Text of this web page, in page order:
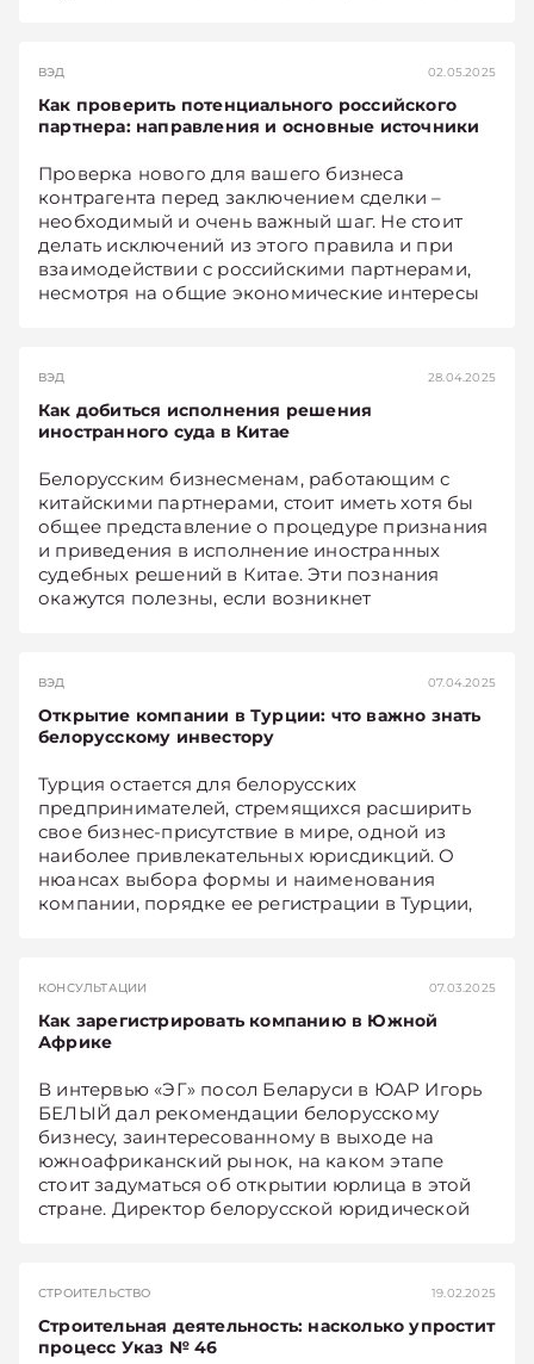
ВЭД 02.05.2025
Как проверить потенциального российского
партнера: направления и основные источники
Проверка нового для вашего бизнеса
контрагента перед заключением сделки –
необходимый и очень важный шаг. Не стоит
делать исключений из этого правила и при
взаимодействии с российскими партнерами,
несмотря на общие экономические интересы
РФ и снижению правовых рисков при
сотрудничестве с ними.
ВЭД 28.04.2025
Как добиться исполнения решения
иностранного суда в Китае
Белорусским бизнесменам, работающим с
китайскими партнерами, стоит иметь хотя бы
общее представление о процедуре признания
и приведения в исполнение иностранных
судебных решений в Китае. Эти познания
окажутся полезны, если возникнет
ВЭД 07.04.2025
Открытие компании в Турции: что важно знать
белорусскому инвестору
Турция остается для белорусских
предпринимателей, стремящихся расширить
свое бизнес-присутствие в мире, одной из
наиболее привлекательных юрисдикций. О
нюансах выбора формы и наименования
компании, порядке ее регистрации в Турции,
и его коллега из партнерской управляющей
консалтинговой компании (Турция).
КОНСУЛЬТАЦИИ 07.03.2025
Как зарегистрировать компанию в Южной
Африке
В интервью «ЭГ» посол Беларуси в ЮАР Игорь
БЕЛЫЙ дал рекомендации белорусскому
бизнесу, заинтересованному в выходе на
южноафриканский рынок, на каком этапе
стоит задуматься об открытии юрлица в этой
стране. Директор белорусской юридической
ФОТОХ-старший рассказывают, какие местные
правовые нюансы нужно учесть при
учреждении собственной бизнес-структуры в
СТРОИТЕЛЬСТВО 19.02.2025
Строительная деятельность: насколько упростит
процесс Указ № 46